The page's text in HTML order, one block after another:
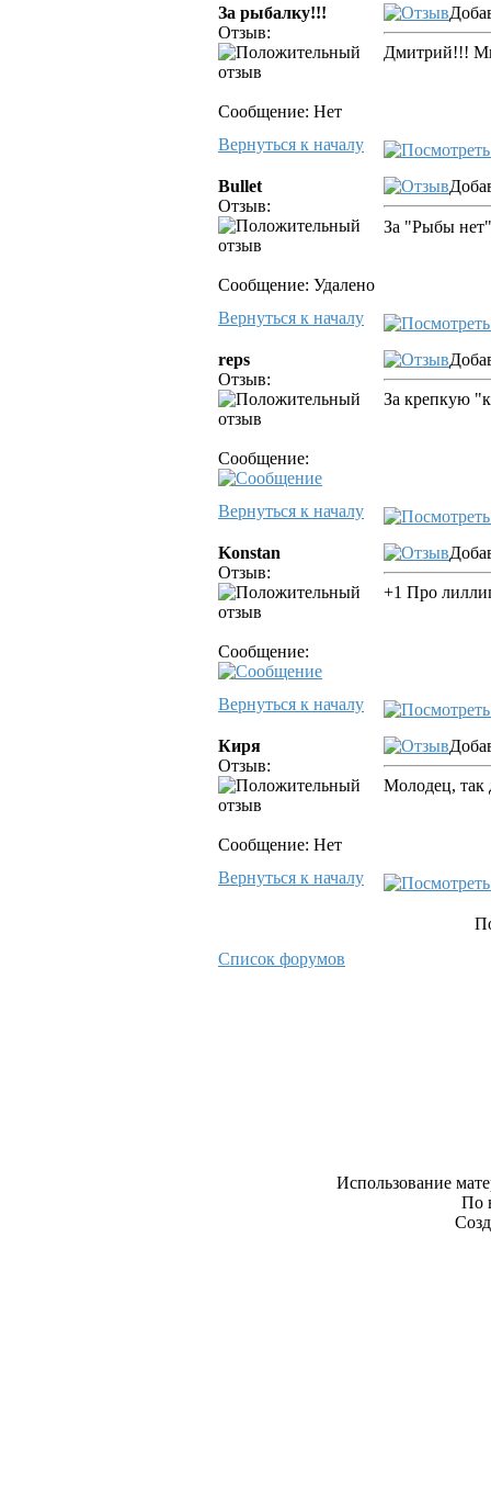
За рыбалку!!!
Отзыв:
Сообщение: Нет
Дмитрий!!!
Вернуться к началу
Bullet
Отзыв:
Сообщение: Удалено
За "Рыбы
Вернуться к началу
reps
Отзыв:
Сообщение:
За крепкую
Вернуться к началу
Konstan
Отзыв:
Сообщение:
+1 Про
Вернуться к началу
Киря
Отзыв:
Сообщение: Нет
Молодец, так
Вернуться к началу
Список форумов
Использование
По